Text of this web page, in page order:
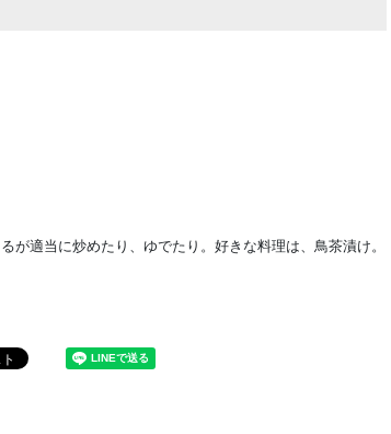
が適当に炒めたり、ゆでたり。好きな料理は、鳥茶漬け。